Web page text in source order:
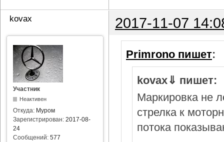
kovax 2017-11-07
Участник
Неактивен
Откуда: Муром
Зарегистрирован: 2017-08-
24
Сообщений: 577
Primrono пишет:
kovax⇓ пишет:
Маркировка не
стрелка к
потока